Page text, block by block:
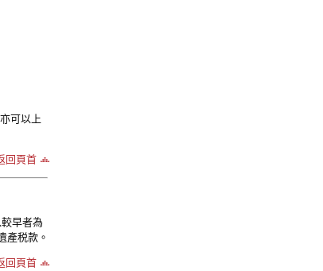
可以上
回頁首
早者為
產税款。
回頁首